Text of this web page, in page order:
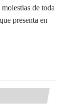
de toda
presenta en